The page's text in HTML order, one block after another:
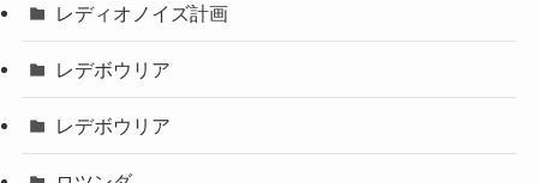
レディオノイズ計画
レデボウリア
レデボウリア